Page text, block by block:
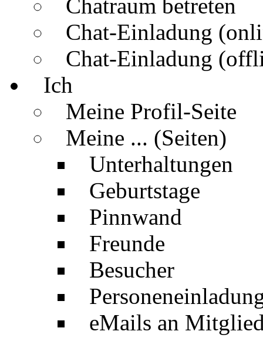
Chatraum betreten
Chat-Einladung
Chat-Einladung
Ich
Meine Profil-Seite
Meine ... (Seiten)
Unterhaltungen
Geburtstage
Pinnwand
Freunde
Besucher
eMails an